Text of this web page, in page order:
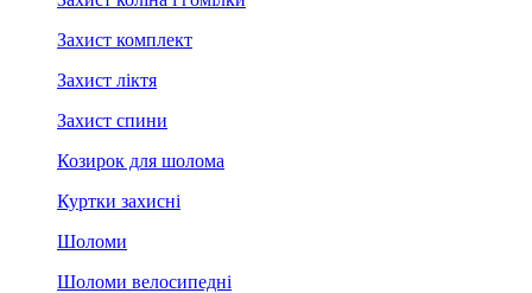
Захист комплект
Захист ліктя
Захист спини
Козирок для шолома
Куртки захисні
Шоломи
Шоломи велосипедні